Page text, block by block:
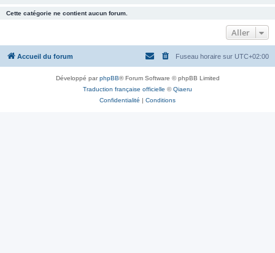
Cette catégorie ne contient aucun forum.
Aller
Accueil du forum Fuseau horaire sur UTC+02:00
Développé parphpBB® Forum Software © phpBB Limited
Traduction française officielle ©Qiaeru
Confidentialité | Conditions